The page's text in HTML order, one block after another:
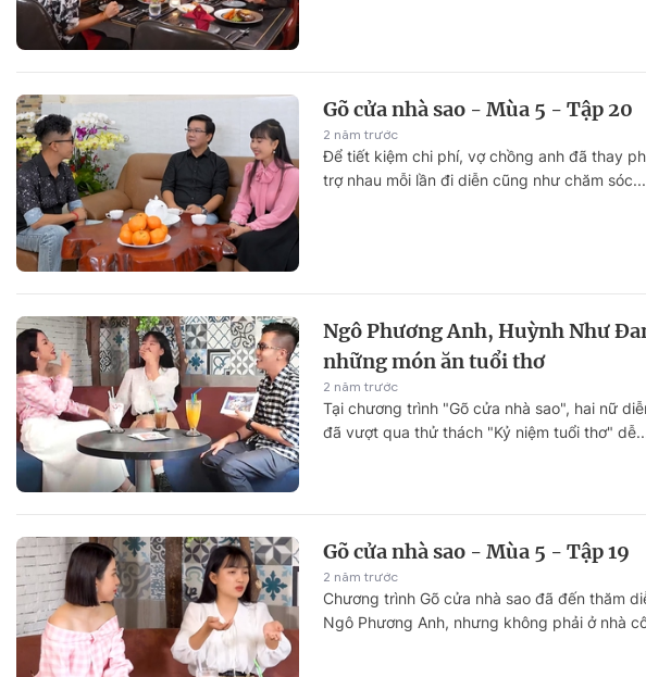
Gõ cửa nhà sao - Mùa 5 - Tập 20
2 năm trước
Để tiết kiệm chi phí, vợ chồng anh đã thay
trợ nhau mỗi lần đi diễn cũng như chăm sóc...
Ngô Phương Anh, Huỳnh Như
những món ăn tuổi thơ
2 năm trước
Tại chương trình "Gõ cửa nhà sao", hai nữ
đã vượt qua thử thách "Kỷ niệm tuổi thơ"
Gõ cửa nhà sao - Mùa 5 - Tập 19
2 năm trước
Chương trình Gõ cửa nhà sao đã đến thăm
Ngô Phương Anh, nhưng không phải ở nhà